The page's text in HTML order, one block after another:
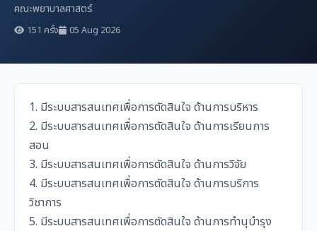
คณะพยาบาลศาสตร์
151 ครั้ง 05 Aug 2026
1. มีระบบสารสนเทศเพื่อการตัดสินใจ ด้านการบริหาร
2. มีระบบสารสนเทศเพื่อการตัดสินใจ ด้านการเรียนการ
สอน
3. มีระบบสารสนเทศเพื่อการตัดสินใจ ด้านการวิจัย
4. มีระบบสารสนเทศเพื่อการตัดสินใจ ด้านการบริการ
วิชาการ
5. มีระบบสารสนเทศเพื่อการตัดสินใจ ด้านการทำนุบำรุง